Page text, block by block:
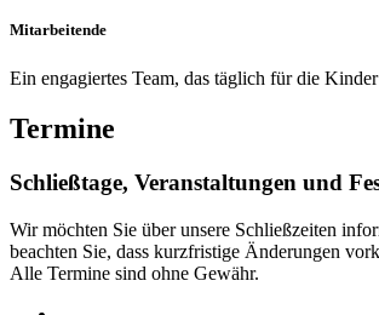
Mitarbeitende
Ein engagiertes Team, das täglich für die
Termine
Schließtage, Veranstaltungen und
Wir möchten Sie über unsere Schließzeiten
beachten Sie, dass kurzfristige Änderungen
Alle Termine sind ohne Gewähr.